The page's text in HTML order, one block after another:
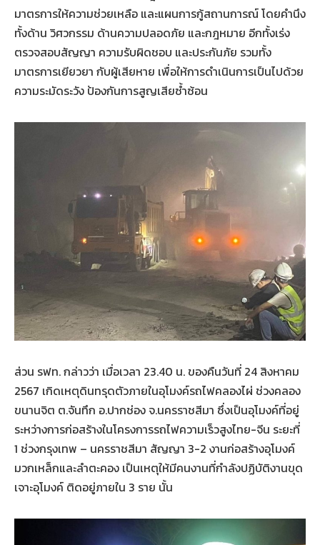
มาตรการให้ความช่วยเหลือ และแผนการกู้สถานการณ์ โดยคำนึง
ทั้งด้าน วิศวกรรม ด้านความปลอดภัย และกฎหมาย อีกทั้งเร่ง
ตรวจสอบสัญญา ความรับผิดชอบ และประกันภัย รวมทั้ง
มาตรการเยียวยา กับผู้เสียหาย เพื่อให้การดำเนินการเป็นไปด้วย
ความระมัดระวัง ป้องกันการสูญเสียซ้ำซ้อน
ส่วน รฟท. กล่าวว่า เมื่อเวลา 23.40 น. ของคืนวันที่ 24 สิงหาคม
2567 เกิดเหตุดินทรุดตัวภายในอุโมงค์รถไฟคลองไผ่ ช่วงคลอง
ขนานจิต ต.จันทึก อ.ปากช่อง จ.นครราชสีมา ซึ่งเป็นอุโมงค์ที่อยู่
ระหว่างการก่อสร้างในโครงการรถไฟความเร็วสูงไทย-จีน ระยะที่
1 ช่วงกรุงเทพ – นครราชสีมา สัญญา 3-2 งานก่อสร้างอุโมงค์
มวกเหล็กและลำตะคอง เป็นเหตุให้มีคนงานที่กำลังปฏิบัติงานขุด
เจาะอุโมงค์ ติดอยู่ภายใน 3 ราย นั้น